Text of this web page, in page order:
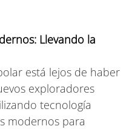
Llevando la
está lejos de haber
exploradores
tecnología
modernos para